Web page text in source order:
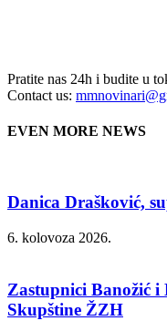
Pratite nas 24h i budite u
Contact us:
EVEN MORE NEWS
Danica Drašković,
6. kolovoza 2026.
Zastupnici Banožić
Skupštine ŽZH